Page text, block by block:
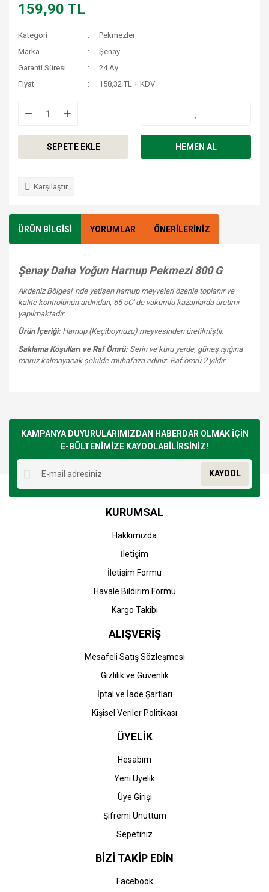
159,90 TL
Kategori
Pekmezler
Marka
Şenay
Garanti Süresi
24 Ay
Fiyat
158,32 TL + KDV
SEPETE EKLE HEMEN AL
Karşılaştır
ÜRÜN BİLGİSİ YORUMLAR ÖNERİLERİNİZ
Şenay Daha Yoğun Harnup Pekmezi 800 G
Akdeniz Bölgesi' nde yetişen harnup meyveleri özenle toplanır ve
kalite kontrolünün ardından, 65 oC' de vakumlu kazanlarda üretimi
yapılmaktadır.
Ürün İçeriği:Harnup (Keçiboynuzu) meyvesinden üretilmiştir.
Saklama Koşulları ve Raf Ömrü:Serin ve kuru yerde, güneş ışığına
maruz kalmayacak şekilde muhafaza ediniz. Raf ömrü 2 yıldır.
Yorum Yaz
kullanarak tarafımıza iletebilirsiniz.
Görüş ve önerileriniz için teşekkür ederiz.
Ürün resmi kalitesiz, bozuk veya görüntülenemiyor.
Ürün açıklamasında eksik bilgiler bulunuyor.
Ürün fiyatı diğer sitelerden daha pahalı.
Gönder
KAMPANYA DUYURULARIMIZDAN HABERDAR OLMAK İÇİN
E-BÜLTENİMİZE KAYDOLABİLİRSİNİZ!
KAYDOL
KURUMSAL
Hakkımızda
İletişim
İletişim Formu
Havale Bildirim Formu
Kargo Takibi
ALIŞVERİŞ
Mesafeli Satış Sözleşmesi
Gizlilik ve Güvenlik
İptal ve İade Şartları
Kişisel Veriler Politikası
ÜYELİK
Hesabım
Yeni Üyelik
Üye Girişi
Şifremi Unuttum
Sepetiniz
BİZİ TAKİP EDİN
Facebook